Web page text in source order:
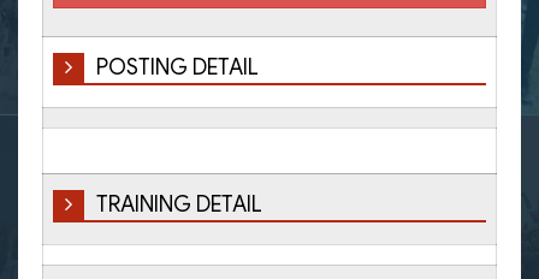
POSTING DETAIL
TRAINING DETAIL